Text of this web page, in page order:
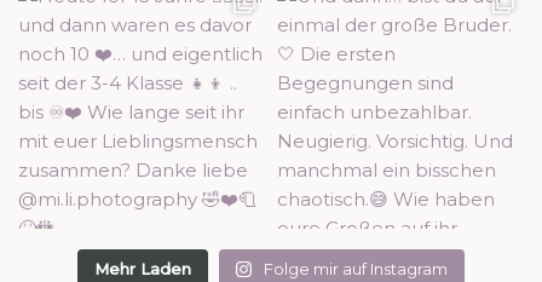
Mehr Laden Folge mir auf Instagram